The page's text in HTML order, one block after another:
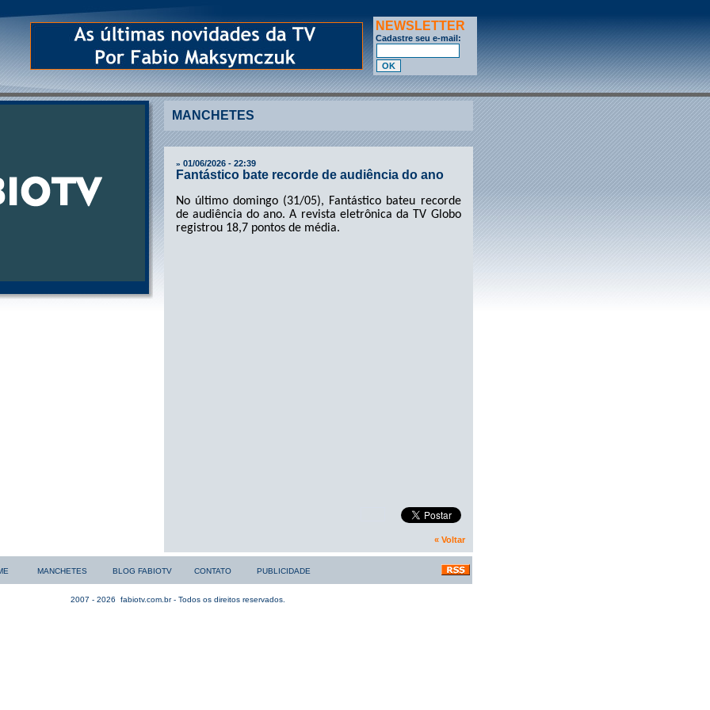
NEWSLETTER
Cadastre seu e-mail:
MANCHETES
» 01/06/2026 - 22:39
Fantástico bate recorde de audiência do ano
No último domingo (31/05), Fantástico bateu recorde
de audiência do ano. A revista eletrônica da TV Globo
registrou 18,7 pontos de média.
« Voltar
MANCHETES BLOG FABIOTV CONTATO PUBLICIDADE
2007 - 2026 fabiotv.com.br - Todos os direitos reservados.